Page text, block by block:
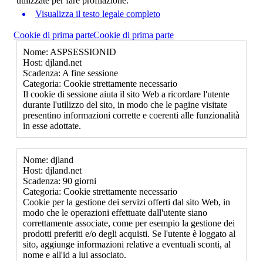
Visualizza il testo legale completo
Cookie di prima parteCookie di prima parte
Nome: ASPSESSIONID
Host: djland.net
Scadenza: A fine sessione
Categoria: Cookie strettamente necessario
Il cookie di sessione aiuta il sito Web a ricordare l'utente
durante l'utilizzo del sito, in modo che le pagine visitate
presentino informazioni corrette e coerenti alle funzionalità
in esse adottate.
Nome: djland
Host: djland.net
Scadenza: 90 giorni
Categoria: Cookie strettamente necessario
Cookie per la gestione dei servizi offerti dal sito Web, in
modo che le operazioni effettuate dall'utente siano
correttamente associate, come per esempio la gestione dei
prodotti preferiti e/o degli acquisti. Se l'utente è loggato al
sito, aggiunge informazioni relative a eventuali sconti, al
nome e all'id a lui associato.